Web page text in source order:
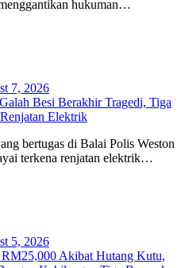
hukuman…
7, 2026
Besi Berakhir Tragedi, Tiga
Elektrik
bertugas di Balai Polis Weston
terkena renjatan elektrik…
5, 2026
Akibat Hutang Kutu,